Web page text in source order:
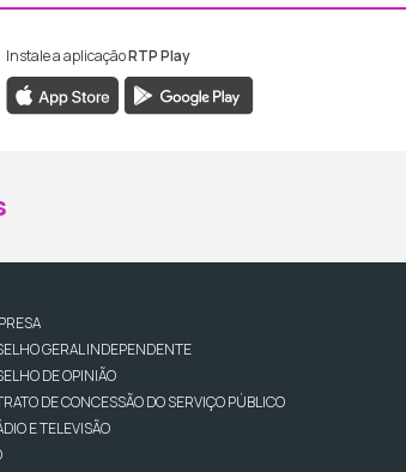
Madeira
RTP Madeira
Instale a aplicaçãoRTP Play
GERAL INDEPENDENTE
DE OPINIÃO
DE CONCESSÃO DO SERVIÇO PÚBLICO
E TELEVISÃO